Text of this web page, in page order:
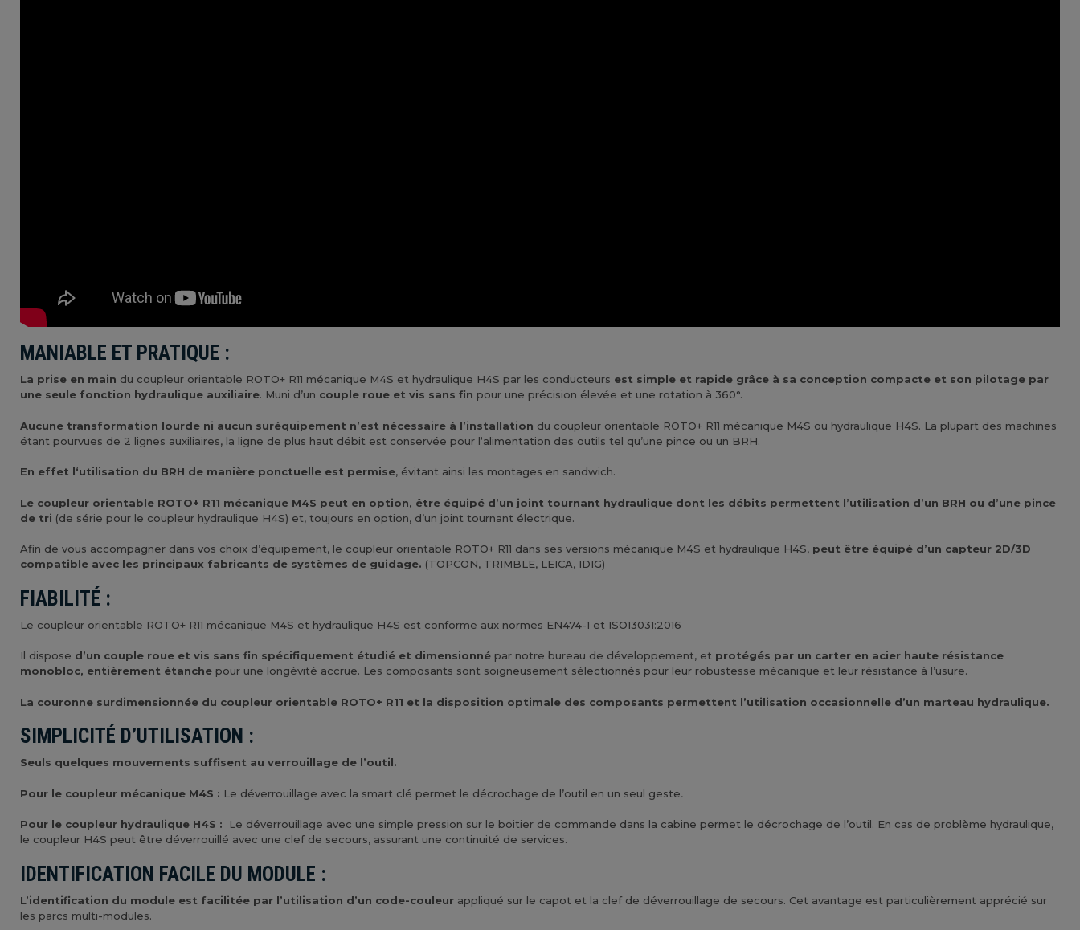
MANIABLE ET PRATIQUE :
La prise en main du coupleur orientable ROTO+ R11 mécanique M4S et hydraulique H4S par les conducteurs est simple et rapide grâce à sa conception compacte et son pilotage par
une seule fonction hydraulique auxiliaire. Muni d’un couple roue et vis sans fin pour une précision élevée et une rotation à 360°.
Aucune transformation lourde ni aucun suréquipement n’est nécessaire à l’installation du coupleur orientable ROTO+ R11 mécanique M4S ou hydraulique H4S. La plupart des machines
étant pourvues de 2 lignes auxiliaires, la ligne de plus haut débit est conservée pour l‘alimentation des outils tel qu’une pince ou un BRH.
En effet l‘utilisation du BRH de manière ponctuelle est permise, évitant ainsi les montages en sandwich.
Le coupleur orientable ROTO+ R11 mécanique M4S peut en option, être équipé d’un joint tournant hydraulique dont les débits permettent l’utilisation d’un BRH ou d’une pince
de tri (de série pour le coupleur hydraulique H4S) et, toujours en option, d’un joint tournant électrique.
Afin de vous accompagner dans vos choix d’équipement, le coupleur orientable ROTO+ R11 dans ses versions mécanique M4S et hydraulique H4S, peut être équipé d’un capteur 2D/3D
compatible avec les principaux fabricants de systèmes de guidage. (TOPCON, TRIMBLE, LEICA, IDIG)
FIABILITÉ :
Le coupleur orientable ROTO+ R11 mécanique M4S et hydraulique H4S est conforme aux normes EN474-1 et ISO13031:2016
Il dispose d’un couple roue et vis sans fin spécifiquement étudié et dimensionné par notre bureau de développement, et protégés par un carter en acier haute résistance
monobloc, entièrement étanche pour une longévité accrue. Les composants sont soigneusement sélectionnés pour leur robustesse mécanique et leur résistance à l’usure.
La couronne surdimensionnée du coupleur orientable ROTO+ R11 et la disposition optimale des composants permettent l’utilisation occasionnelle d’un marteau hydraulique.
SIMPLICITÉ D’UTILISATION :
Seuls quelques mouvements suffisent au verrouillage de l’outil.
Pour le coupleur mécanique M4S : Le déverrouillage avec la smart clé permet le décrochage de l’outil en un seul geste.
Pour le coupleur hydraulique H4S : Le déverrouillage avec une simple pression sur le boitier de commande dans la cabine permet le décrochage de l’outil. En cas de problème hydraulique,
le coupleur H4S peut être déverrouillé avec une clef de secours, assurant une continuité de services.
IDENTIFICATION FACILE DU MODULE :
L’identification du module est facilitée par l’utilisation d’un code-couleur appliqué sur le capot et la clef de déverrouillage de secours. Cet avantage est particulièrement apprécié sur
les parcs multi-modules.